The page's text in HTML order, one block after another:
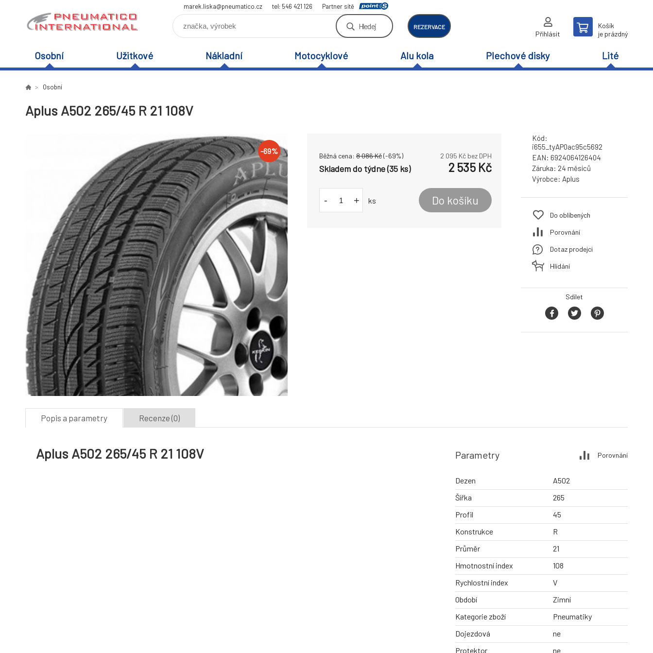
marek.liska@pneumatico.cz tel: 546 421 126 Partner sítě
Hledej REZERVACE
Přihlásit
Košík
je prázdný
Osobní Užitkové Nákladní Motocyklové Alu kola Plechové disky Lité
Osobní
Aplus A502 265/45 R 21 108V
-69%
Běžná cena: 8 086Kč(-69%) 2 095 Kč bez DPH
Skladem do týdne (35 ks) 2 535 Kč
- + ks Do košíku
Kód:
i655_tyAP0ac95c5692
EAN: 6924064126404
Záruka: 24 měsíců
Výrobce: Aplus
Do oblíbených
Porovnání
Dotaz prodejci
Hlídání
Sdílet
Popis a parametry Recenze (0)
Aplus A502 265/45 R 21 108V Parametry Porovnání
Dezen
A502
Šířka
265
Profil
45
Konstrukce
R
Průměr
21
Hmotnostní index
108
Rychlostní index
V
Období
Zimní
Kategorie zboží
Pneumatiky
Dojezdová
ne
Protektor
ne